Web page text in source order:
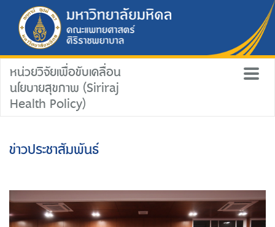
หน่วยวิจัยเพื่อขับเคลื่อน
นโยบายสุขภาพ (Siriraj
Health Policy)
ข่าวประชาสัมพันธ์